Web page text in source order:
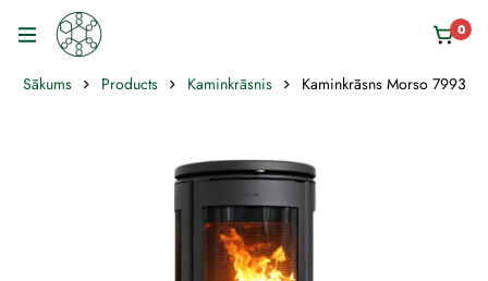
0
Sākums Products Kaminkrāsnis Kaminkrāsns Morso 7993